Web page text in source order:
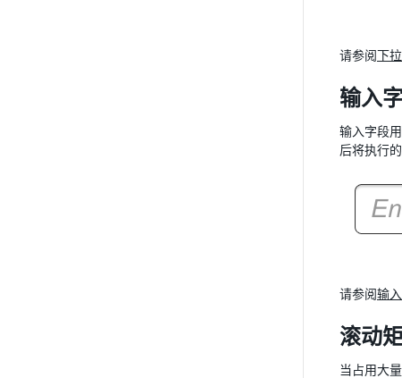
请参阅下
输入
输入字段
后将执行的
请参阅输
滚动
当占用大